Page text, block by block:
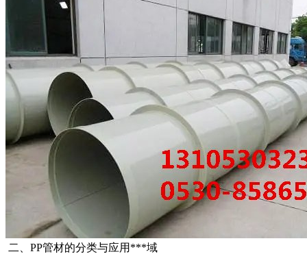
二、PP管材的分类与应用***域